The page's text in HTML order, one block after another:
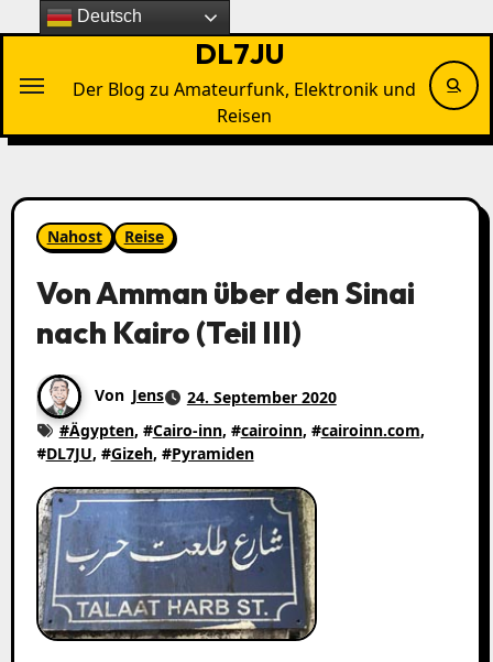
Inhalten
DL7JU
Der Blog zu Amateurfunk, Elektronik und
Reisen
Nahost Reise
Von Amman über den Sinai
nach Kairo (Teil III)
Von Jens
24. September 2020
#Ägypten, #Cairo-inn, #cairoinn, #cairoinn.com,
#DL7JU, #Gizeh, #Pyramiden
Deutsch